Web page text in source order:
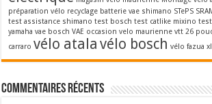
préparation vélo recyclage batterie vae shimano STePS
test assistance shimano test bosch test catlike mixino
yamaha vae bosch VAE occasion velo maurienne vtt 26
carraro vélo atala vélo bosch vélo fazua
Commentaires récents